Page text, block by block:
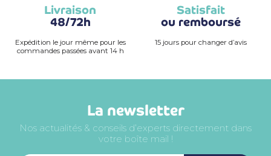
Livraison
48/72h
Expédition le jour même pour les
commandes passées avant 14 h
Satisfait
ou remboursé
15 jours pour changer d’avis
La newsletter
Nos actualités & conseils d’experts directement dans
votre boîte mail !